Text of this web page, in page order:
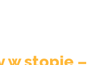
w stopie –